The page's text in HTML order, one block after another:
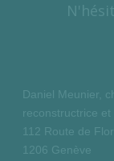
Daniel Meunier,
reconstructrice
112 Route de
1206 Genève